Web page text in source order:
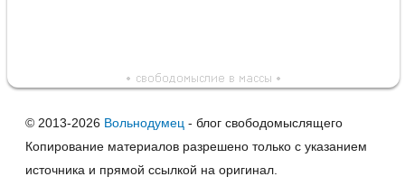
© 2013-2026 Вольнодумец - блог свободомыслящего
Копирование материалов разрешено только с указанием
источника и прямой ссылкой на оригинал.